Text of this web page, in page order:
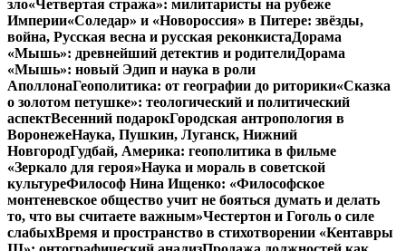
зло«Четвертая стража»: милитаристы на рубеже
Империи«Соледар» и «Новороссия» в Питере: звёзды,
война, Русская весна и русская реконкистаДорама
«Мышь»: древнейший детектив и родителиДорама
«Мышь»: новый Эдип и наука в роли
АполлонаГеополитика: от географии до риторики«Сказка
о золотом петушке»: теологический и политический
аспектВесенний подарокГородская антропология в
ВоронежеНаука, Пушкин, Луганск, Нижний
НовгородГудбай, Америка: геополитика в фильме
«Зеркало для героя»Наука и мораль в советской
культуреФилософ Нина Ищенко: «Философское
монтеневское общество учит не бояться думать и делать
то, что вы считаете важным»Честертон и Гоголь о силе
слабыхВремя и пространство в стихотворении «Кентавры